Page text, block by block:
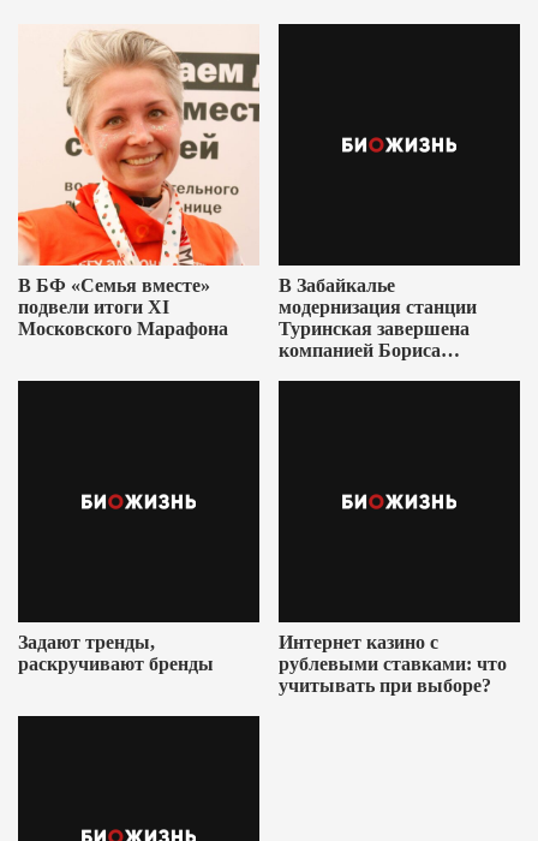
В БФ «Семья вместе»
подвели итоги XI
Московского Марафона
В Забайкалье
модернизация станции
Туринская завершена
компанией Бориса
Задают тренды,
раскручивают бренды
Интернет казино с
рублевыми ставками: что
учитывать при выборе?